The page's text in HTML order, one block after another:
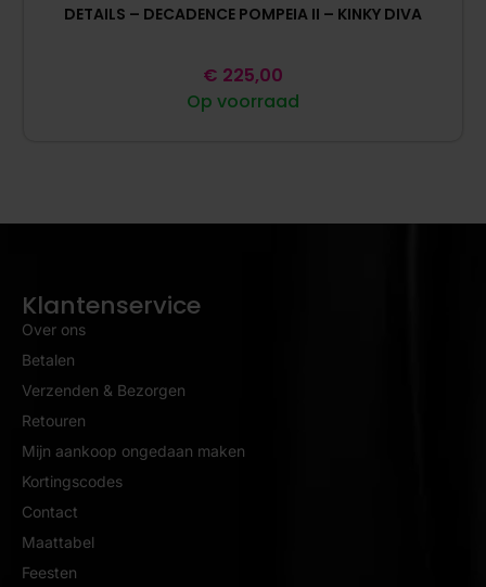
DETAILS – DECADENCE POMPEIA II – KINKY DIVA
Op voorraad
€ 225,00
Klantenservice
Over ons
Betalen
Verzenden & Bezorgen
Retouren
Mijn aankoop ongedaan maken
Kortingscodes
Contact
Maattabel
Feesten